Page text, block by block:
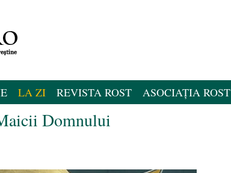
LA ZI REVISTA ROST ASOCIAȚIA ROST
Domnului